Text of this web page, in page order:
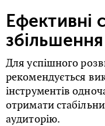
Ефективні
Для успішного
рекомендується
інструментів
отримати
аудиторію.